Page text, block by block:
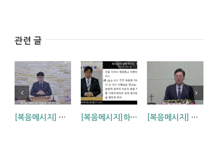
관련 글
[복음메시지] 하나님 아버지의 마음 (눅15:11~24) [복음메시지]하나님이 입혀주시는 옷 (창 3:7,21) [복음메시지] 엘리야 때(사도시대)처럼 (왕하 2:1-14)